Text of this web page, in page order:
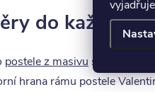
do každého
postele z masivu se
hrana rámu postele